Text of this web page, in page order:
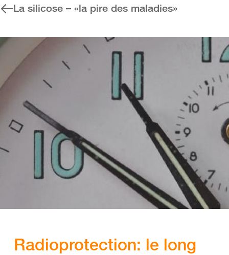
La silicose – «la pire des maladies»
Radioprotection: le long